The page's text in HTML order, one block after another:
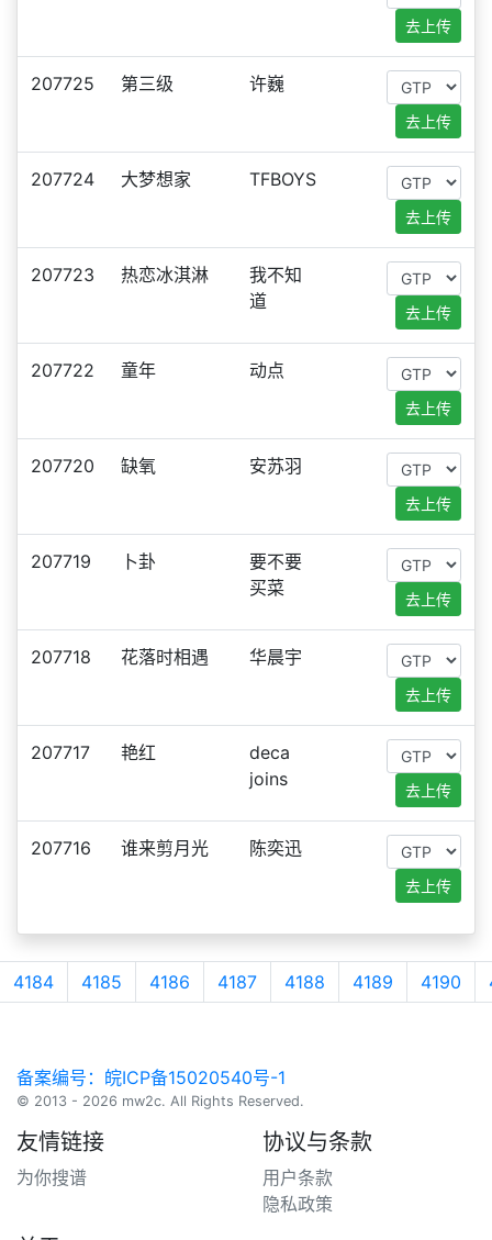
去上传
207725 第三级 许巍
去上传
207724 大梦想家 TFBOYS
去上传
207723 热恋冰淇淋
我不知
道
去上传
207722 童年 动点
去上传
207720 缺氧 安苏羽
去上传
207719 卜卦
要不要
买菜
去上传
207718 花落时相遇 华晨宇
去上传
207717 艳红
deca
joins
去上传
207716 谁来剪月光 陈奕迅
去上传
4184 4185 4186 4187 4188 4189 4190
备案编号：皖ICP备15020540号-1
© 2013 - 2026 mw2c. All Rights Reserved.
友情链接
为你搜谱
协议与条款
用户条款
隐私政策